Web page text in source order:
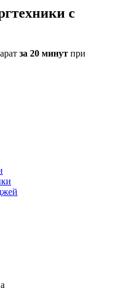
с
за 20 минут при